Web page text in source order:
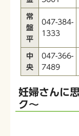
常
盤
平
047-384-
1333
中
央
047-366-
7489
妊婦さんに
ク～